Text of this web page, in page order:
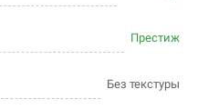
Престиж
Без текстуры